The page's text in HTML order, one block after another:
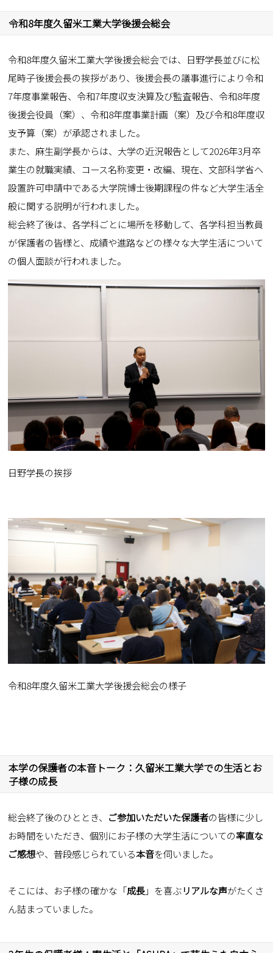
令和8年度久留米工業大学後援会総会
令和8年度久留米工業大学後援会総会では、日野学長並びに松
尾時子後援会長の挨拶があり、後援会長の議事進行により令和
7年度事業報告、令和7年度収支決算及び監査報告、令和8年度
後援会役員（案）、令和8年度事業計画（案）及び令和8年度収
支予算（案）が承認されました。
また、麻生副学長からは、大学の近況報告として2026年3月卒
業生の就職実績、コース名称変更・改編、現在、文部科学省へ
設置許可申請中である大学院博士後期課程の件など大学生活全
般に関する説明が行われました。
総会終了後は、各学科ごとに場所を移動して、各学科担当教員
が保護者の皆様と、成績や進路などの様々な大学生活について
の個人面談が行われました。
日野学長の挨拶
令和8年度久留米工業大学後援会総会の様子
本学の保護者の本音トーク：久留米工業大学での生活とお
子様の成長
総会終了後のひととき、 ご参加いただいた保護者の皆様に少し
お時間をいただき、個別にお子様の大学生活についての率直な
ご感想や、普段感じられている本音を伺いました。
そこには、お子様の確かな「成長」を喜ぶリアルな声がたくさ
ん詰まっていました。